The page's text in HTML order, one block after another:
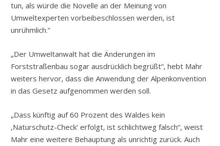
tun, als würde die Novelle an der Meinung von
Umweltexperten vorbeibeschlossen werden, ist
unrühmlich.“
„Der Umweltanwalt hat die Änderungen im
Forststraßenbau sogar ausdrücklich begrüßt“, hebt Mahr
weiters hervor, dass die Anwendung der Alpenkonvention
in das Gesetz aufgenommen werden soll.
„Dass künftig auf 60 Prozent des Waldes kein
‚Naturschutz-Check‘ erfolgt, ist schlichtweg falsch“, weist
Mahr eine weitere Behauptung als unrichtig zurück. Auch